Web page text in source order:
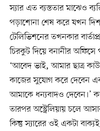
স্যার এত ব্যস্ততার মাঝেও
পড়াশোনা শেষ করে যখন
টেলিভিশনের তখনকার
চিরকুট দিয়ে বনানীর
‘আবেদ ভাই, আমার ছাত্র
কাজের সুযোগ করে দেবেন
আমাকে ধন্যবাদও দেবেন।’
তারপর অস্ট্রেলিয়ায় চলে
কিন্তু স্যারের ওই একটা